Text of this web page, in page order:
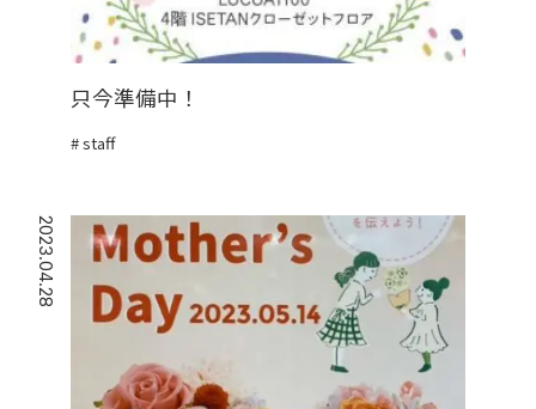
只今準備中！
staff
2023.04.28